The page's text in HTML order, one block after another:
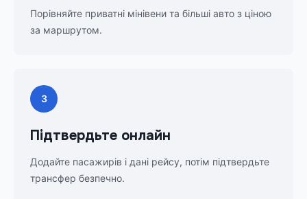
Порівняйте приватні мінівени та більші авто з ціною
за маршрутом.
3
Підтвердьте онлайн
Додайте пасажирів і дані рейсу, потім підтвердьте
трансфер безпечно.